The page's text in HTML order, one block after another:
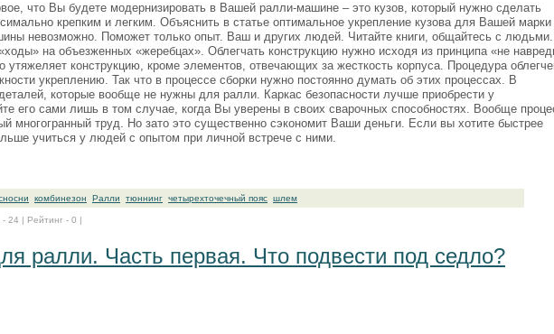
что Вы будете модернизировать в Вашей ралли-машине – это кузов, который нужно сделать
крепким и легким. Объяснить в статье оптимальное укрепление кузова для Вашей марки
невозможно. Поможет только опыт. Ваш и других людей. Читайте книги, общайтесь с людьми.
на объезженных «жеребцах». Облегчать конструкцию нужно исходя из принципа «не
утяжеляет конструкцию, кроме элементов, отвечающих за жесткость корпуса. Процедура
укреплению. Так что в процессе сборки нужно постоянно думать об этих процессах. В
которые вообще не нужны для ралли. Каркас безопасности лучше приобрести у
его сами лишь в том случае, когда Вы уверены в своих сварочных способностях. Вообще
многогранный труд. Но зато это существенно сэкономит Ваши деньги. Если вы хотите быстрее
учиться у людей с опытом при личной встрече с ними.
комбинезон Ралли тюннинг четырехточечный пояс шлем
24 | Рейтинг - 0 |
ралли. Часть первая. Что подвести под седло?